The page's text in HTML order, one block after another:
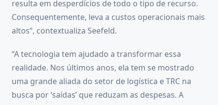
resulta em desperdícios de todo o tipo de recurso.
Consequentemente, leva a custos operacionais mais
altos”, contextualiza Seefeld.
“A tecnologia tem ajudado a transformar essa
realidade. Nos últimos anos, ela tem se mostrado
uma grande aliada do setor de logística e TRC na
busca por ‘saídas’ que reduzam as despesas. A